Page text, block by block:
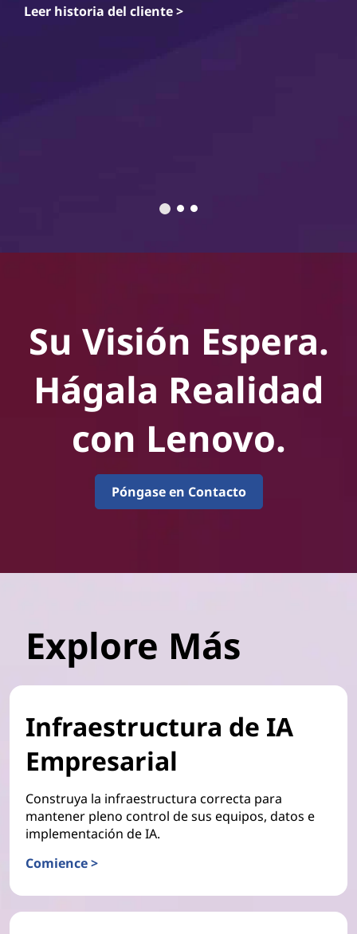
Leer historia del cliente >
Su Visión Espera.
Hágala Realidad
con Lenovo.
Póngase en Contacto
Explore Más
Infraestructura de IA
Empresarial
Construya la infraestructura correcta para
mantener pleno control de sus equipos, datos e
implementación de IA.
Comience >